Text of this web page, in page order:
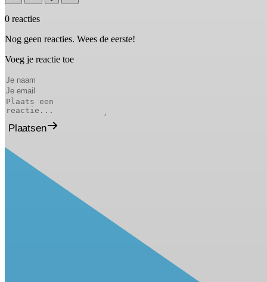
0 reacties
Nog geen reacties. Wees de eerste!
Voeg je reactie toe
Plaatsen